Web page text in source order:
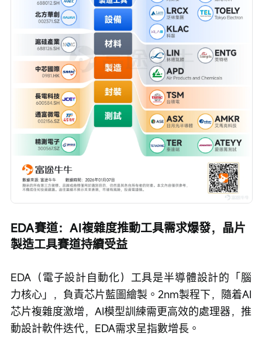
EDA賽道：AI複雜度推動工具需求爆發，晶片
製造工具賽道持續受益
EDA（電子設計自動化）工具是半導體設計的「腦
力核心」，負責芯片藍圖繪製。2nm製程下，隨着AI
芯片複雜度激增，AI模型訓練需更高效的處理器，推
動設計軟件迭代，EDA需求呈指數增長。